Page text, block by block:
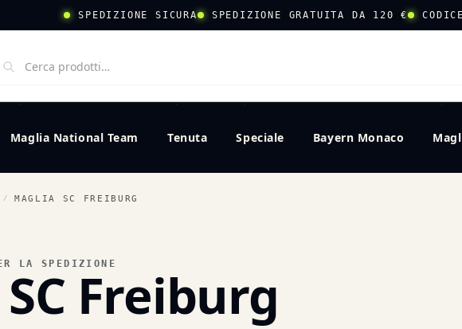
SPEDIZIONE SICURA SPEDIZIONE GRATUITA DA 120 €
Maglia National Team Tenuta Speciale Bayern Monaco
/ MAGLIA SC FREIBURG
LA SPEDIZIONEFreiburg